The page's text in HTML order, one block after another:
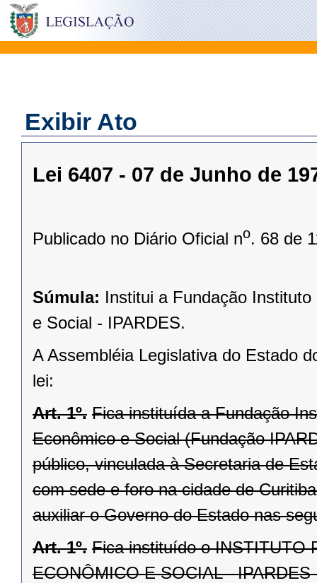
Exibir Ato
Lei 6407 - 07 de Junho de
Publicado no Diário Oficial no. 68 de
Súmula: Institui a Fundação
e Social - IPARDES.
A Assembléia Legislativa do Estado
lei:
Art. 1º. Fica instituída a Fundação
Econômico e Social (Fundação
público, vinculada à Secretaria de
com sede e foro na cidade de
auxiliar o Governo do Estado nas
Art. 1º. Fica instituído o INSTITUTO
ECONÔMICO E SO­CIAL -